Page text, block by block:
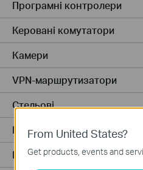
Програмні контролери
Керовані комутатори
Камери
VPN-маршрутизатори
Стельові
Відеореєстратори
Роутери з розподілом
From United States?
Get products, events and